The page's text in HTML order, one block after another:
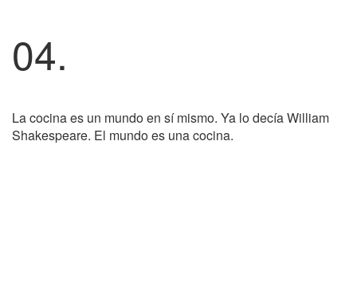
04.
La cocina es un mundo en sí mismo. Ya lo decía William
Shakespeare. El mundo es una cocina.